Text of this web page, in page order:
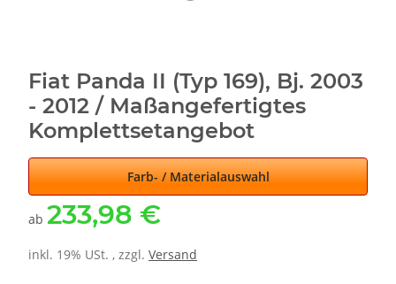
Fiat Panda II (Typ 169), Bj. 2003
- 2012 / Maßangefertigtes
Komplettsetangebot
Farb- / Materialauswahl
ab 233,98 €
inkl. 19% USt. , zzgl. Versand